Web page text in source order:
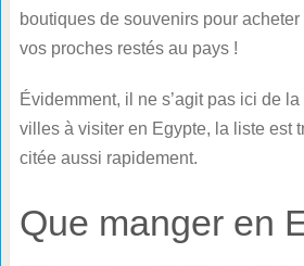
boutiques de souvenirs pour
vos proches restés au pays !
Évidemment, il ne s’agit pas ici de
villes à visiter en Egypte, la liste est
citée aussi rapidement.
Que manger en